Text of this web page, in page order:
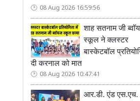
08 Aug 2026 16:59:56
शाह सतनाम जी
स्कूल ने क्लस्टर
बास्केटबॉल
दी करनाल को मात
08 Aug 2026 10:47:41
आर.डी. एंड एस.एच.